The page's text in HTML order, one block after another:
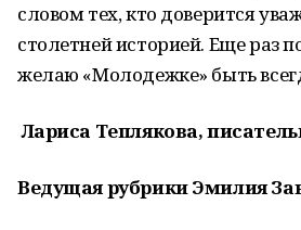
словом тех, кто доверится
столетней историей. Еще раз
желаю «Молодежке» быть
Лариса Теплякова,
Ведущая рубрики Эмилия